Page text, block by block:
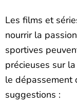
Les films et
nourrir la
sportives
précieuses sur
le dépassement
suggestions :